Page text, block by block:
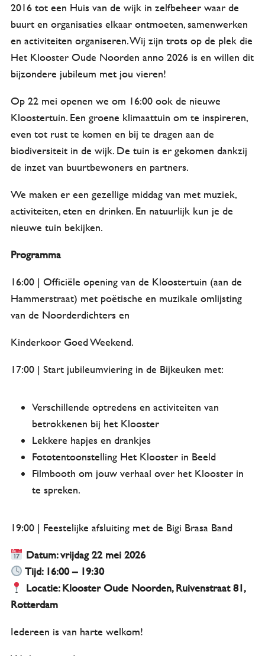
2016 tot een Huis van de wijk in zelfbeheer waar de
buurt en organisaties elkaar ontmoeten, samenwerken
en activiteiten organiseren. Wij zijn trots op de plek die
Het Klooster Oude Noorden anno 2026 is en willen dit
bijzondere jubileum met jou vieren!
Op 22 mei openen we om 16:00 ook de nieuwe
Kloostertuin. Een groene klimaattuin om te inspireren,
even tot rust te komen en bij te dragen aan de
biodiversiteit in de wijk. De tuin is er gekomen dankzij
de inzet van buurtbewoners en partners.
We maken er een gezellige middag van met muziek,
activiteiten, eten en drinken. En natuurlijk kun je de
nieuwe tuin bekijken.
Programma
16:00 | Officiële opening van de Kloostertuin (aan de
Hammerstraat) met poëtische en muzikale omlijsting
van de Noorderdichters en
Kinderkoor Goed Weekend.
17:00 | Start jubileumviering in de Bijkeuken met:
Verschillende optredens en activiteiten van
betrokkenen bij het Klooster
Lekkere hapjes en drankjes
Fototentoonstelling Het Klooster in Beeld
Filmbooth om jouw verhaal over het Klooster in
te spreken.
19:00 | Feestelijke afsluiting met de Bigi Brasa Band
Datum: vrijdag 22 mei 2026
Tijd: 16:00 – 19:30
Locatie: Klooster Oude Noorden, Ruivenstraat 81,
Rotterdam
Iedereen is van harte welkom!
Overzicht
Kalender